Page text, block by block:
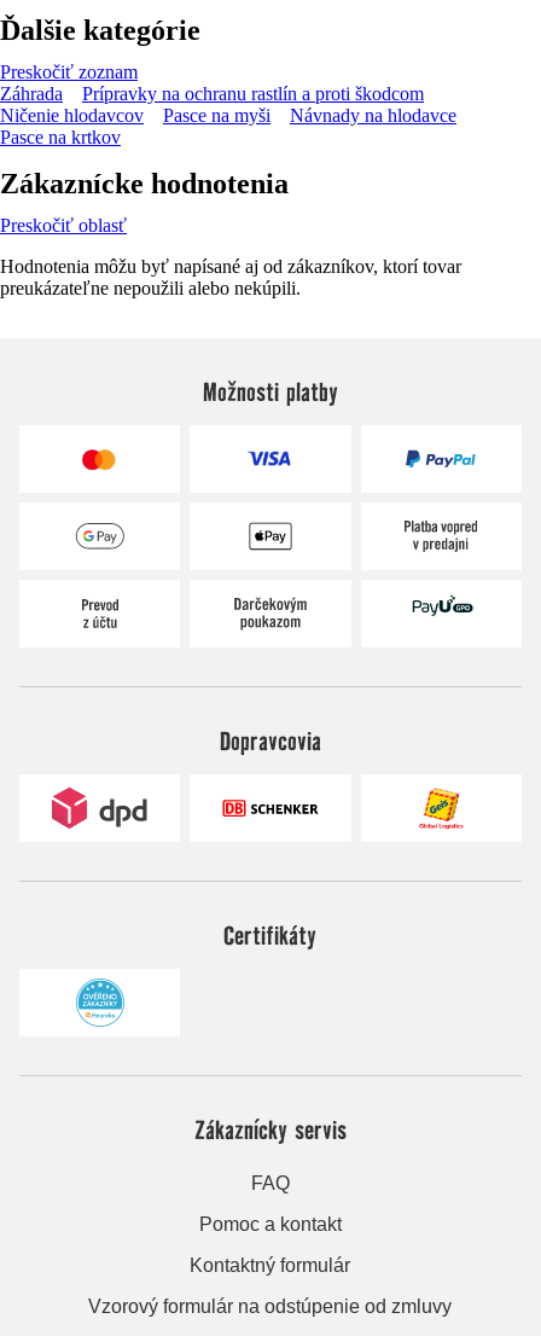
Ďalšie kategórie
Preskočiť zoznam
Záhrada
Prípravky na ochranu rastlín a proti škodcom
Ničenie hlodavcov
Pasce na myši
Návnady na hlodavce
Pasce na krtkov
Zákaznícke hodnotenia
Preskočiť oblasť
Hodnotenia môžu byť napísané aj od zákazníkov, ktorí tovar
preukázateľne nepoužili alebo nekúpili.
Možnosti platby
Dopravcovia
Certifikáty
Zákaznícky servis
FAQ
Pomoc a kontakt
Kontaktný formulár
Vzorový formulár na odstúpenie od zmluvy